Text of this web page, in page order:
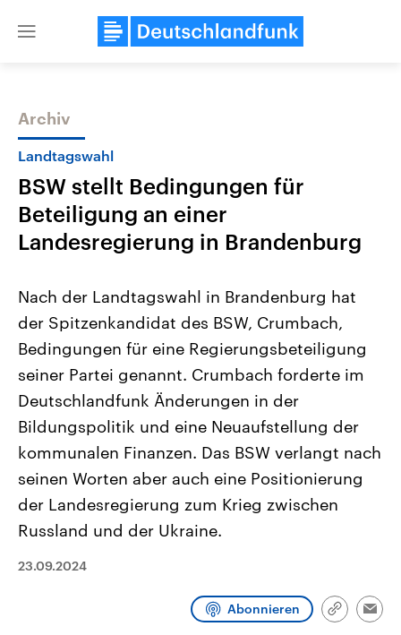
Close
Themen
2026
Alle Informationen
Sachsen-Anhalt wählt am 6.
September 2026 einen neuen
Landtag. Seit 2021 wird das
Bundesland von einer Koalition aus
Umfragen, Prognosen,
und Hintergründe zu den Parteien
und Kandidaten der anstehenden
Wahl.
Aktuelle Beiträge,
Hintergründe
Wirtschaftlich und
gehören die Vereinigten
den mächtigsten Ländern
mit großem Einfluss auf
Sendungen Programm Podcasts
Audio-Archiv
Archiv
Landtagswahl
BSW stellt Bedingungen für
Beteiligung an einer
Landesregierung in Brandenburg
Nach der Landtagswahl in Brandenburg hat
der Spitzenkandidat des BSW, Crumbach,
Bedingungen für eine Regierungsbeteiligung
seiner Partei genannt. Crumbach forderte im
Deutschlandfunk Änderungen in der
Bildungspolitik und eine Neuaufstellung der
kommunalen Finanzen. Das BSW verlangt nach
seinen Worten aber auch eine Positionierung
der Landesregierung zum Krieg zwischen
Russland und der Ukraine.
23.09.2024
Abonnieren
Link